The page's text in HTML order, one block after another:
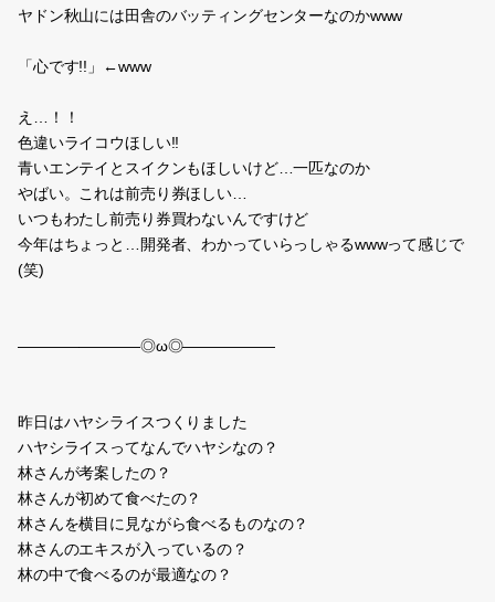
ヤドン秋山には田舎のバッティングセンターなのかwww
「心です!!」←www
え…！！
色違いライコウほしい!!
青いエンテイとスイクンもほしいけど…一匹なのか
やばい。これは前売り券ほしい…
いつもわたし前売り券買わないんですけど
今年はちょっと…開発者、わかっていらっしゃるwwwって感じで
(笑)
――――――――◎ω◎――――――
昨日はハヤシライスつくりました
ハヤシライスってなんでハヤシなの？
林さんが考案したの？
林さんが初めて食べたの？
林さんを横目に見ながら食べるものなの？
林さんのエキスが入っているの？
林の中で食べるのが最適なの？